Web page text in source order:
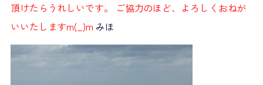
頂けたらうれしいです。 ご協力のほど、よろしくおねが
いいたしますm(_)m みほ